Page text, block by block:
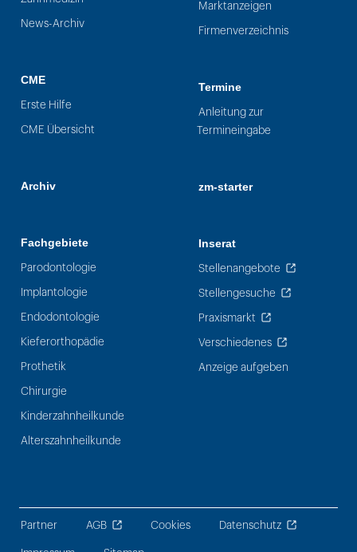
News-Archiv
CME
Erste Hilfe
CME Übersicht
Archiv
Fachgebiete
Parodontologie
Implantologie
Endodontologie
Kieferorthopädie
Prothetik
Chirurgie
Kinderzahnheilkunde
Alterszahnheilkunde
Marktanzeigen
Firmenverzeichnis
Termine
Anleitung zur
Termineingabe
zm-starter
Inserat
Stellenangebote
Stellengesuche
Praxismarkt
Verschiedenes
Anzeige aufgeben
Partner AGB Cookies Datenschutz